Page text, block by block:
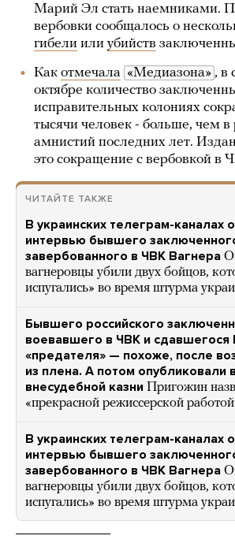
Марий Эл стать наемниками.
вербовки сообщалось о
гибели или убийств
Как отмечала «Медиазона» , в
октябре количество
исправительных колониях
тысячи человек - больше, чем в
амнистий последних лет.
это сокращение с вербовкой в
ЧИТАЙТЕ ТАКЖЕ
В украинских телеграм-каналах
интервью бывшего
завербованного в ЧВК Вагнера
вагнеровцы убили двух бойцов,
испугались» во время штурма
Бывшего российского
воевавшего в ЧВК и сдавшегося
«предателя» — похоже, после
из плена. А потом опубликовали
внесудебной казни Пригожин
«прекрасной режиссерской
В украинских телеграм-каналах
интервью бывшего
завербованного в ЧВК Вагнера
вагнеровцы убили двух бойцов,
испугались» во время штурма